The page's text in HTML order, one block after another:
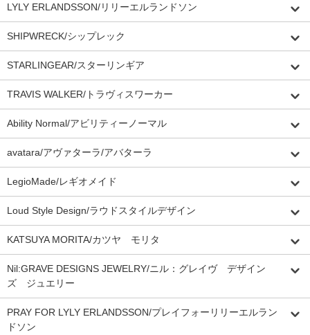
LYLY ERLANDSSON/リリーエルランドソン
SHIPWRECK/シップレック
STARLINGEAR/スターリンギア
TRAVIS WALKER/トラヴィスワーカー
Ability Normal/アビリティーノーマル
avatara/アヴァターラ/アバターラ
LegioMade/レギオメイド
Loud Style Design/ラウドスタイルデザイン
KATSUYA MORITA/カツヤ モリタ
Nil:GRAVE DESIGNS JEWELRY/ニル：グレイヴ デザイン
ズ ジュエリー
PRAY FOR LYLY ERLANDSSON/プレイフォーリリーエルラン
ドソン